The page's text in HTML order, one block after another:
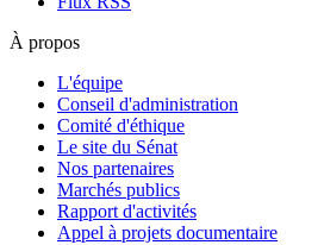
À propos
L'équipe
Conseil d'administration
Comité d'éthique
Le site du Sénat
Nos partenaires
Marchés publics
Rapport d'activités
Appel à projets documentaire